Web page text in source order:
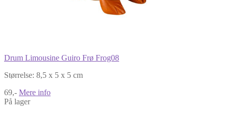
Drum Limousine Guiro Frø Frog08
Størrelse: 8,5 x 5 x 5 cm
69,- Mere info
På lager